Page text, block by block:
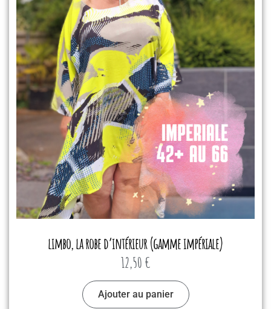
limbo, la robe d’intérieur (gamme impériale)
12,50 €
Ajouter au panier